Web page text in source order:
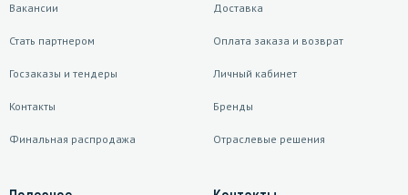
Вакансии
Стать партнером
Госзаказы и тендеры
Контакты
Финальная распродажа
Доставка
Оплата заказа и возврат
Личный кабинет
Бренды
Отраслевые решения